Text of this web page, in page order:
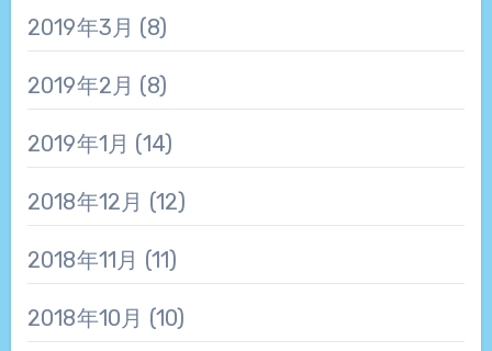
2019年3月 (8)
2019年2月 (8)
2019年1月 (14)
2018年12月 (12)
2018年11月 (11)
2018年10月 (10)